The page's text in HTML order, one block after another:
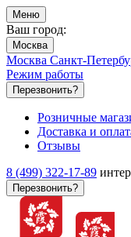
Меню
Ваш город:
Москва
Москва Санкт-
Режим работы
Перезвонить?
Розничные
Доставка и
Отзывы
8 (499) 322-17-89
Перезвонить?